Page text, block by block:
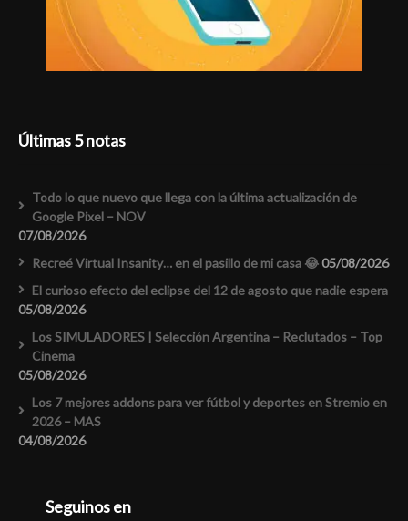
Últimas 5 notas
Todo lo que nuevo que llega con la última actualización de
Google Pixel – NOV
07/08/2026
Recreé Virtual Insanity… en el pasillo de mi casa 😂05/08/2026
El curioso efecto del eclipse del 12 de agosto que nadie espera
05/08/2026
Los SIMULADORES | Selección Argentina – Reclutados – Top
Cinema
05/08/2026
Los 7 mejores addons para ver fútbol y deportes en Stremio en
2026 – MAS
04/08/2026
Seguinos en